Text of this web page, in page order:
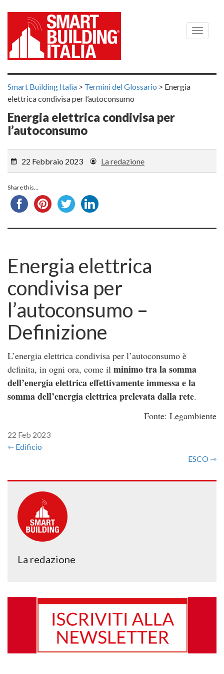
Menù
Smart Building Italia > Termini del Glossario > Energia
elettrica condivisa per l’autoconsumo
Energia elettrica condivisa per
l’autoconsumo
22 Febbraio 2023 La redazione
Share this...
Energia elettrica
condivisa per
l’autoconsumo –
Definizione
L’energia elettrica condivisa per l’autoconsumo è
definita, in ogni ora, come il minimo tra la somma
dell’energia elettrica effettivamente immessa e la
somma dell’energia elettrica prelevata dalla rete.
Fonte: Legambiente
22 Feb 2023
⇽ Edificio
ESCO ⇾
La redazione